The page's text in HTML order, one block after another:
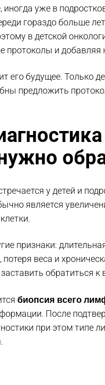
уже в
гораздо больше
в детской
протоколы и
его будущее. Только
предложить
у детей и
является
признаки:
веса и
обратиться к
биопсия всего
После
при этом типе